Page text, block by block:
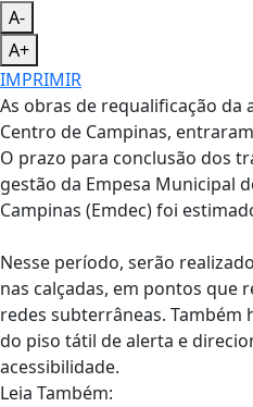
A-
A+
IMPRIMIR
As obras de requalificação da
Centro de Campinas,
O prazo para conclusão dos
gestão da Empesa Municipal
Campinas (Emdec) foi
Nesse período, serão
nas calçadas, em pontos que
redes subterrâneas. Também
do piso tátil de alerta e
acessibilidade.
Leia Também: